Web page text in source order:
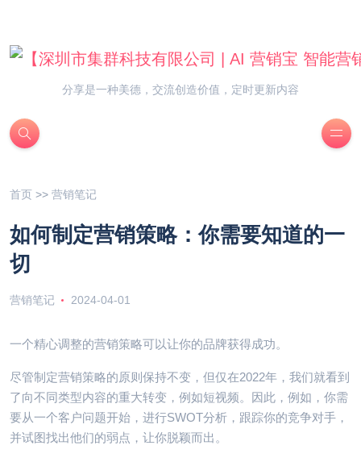
分享是一种美德，交流创造价值，定时更新内容
首页 >> 营销笔记
如何制定营销策略：你需要知道的一
切
营销笔记 2024-04-01
一个精心调整的营销策略可以让你的品牌获得成功。
尽管制定营销策略的原则保持不变，但仅在2022年，我们就看到
了向不同类型内容的重大转变，例如短视频。因此，例如，你需
要从一个客户问题开始，进行SWOT分析，跟踪你的竞争对手，
并试图找出他们的弱点，让你脱颖而出。